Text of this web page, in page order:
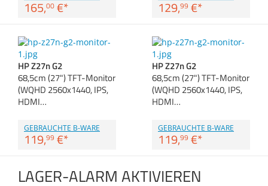
165,00 €* 129,99 €*
HP Z27n G2
68,5cm (27") TFT-Monitor
(WQHD 2560x1440, IPS,
HDMI…
GEBRAUCHTE B-WARE
119,99 €*
HP Z27n G2
68,5cm (27") TFT-Monitor
(WQHD 2560x1440, IPS,
HDMI…
GEBRAUCHTE B-WARE
119,99 €*
LAGER-ALARM AKTIVIEREN